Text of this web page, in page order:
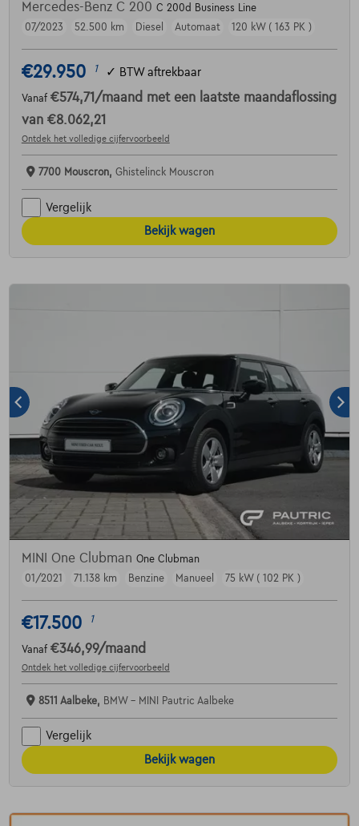
Mercedes-Benz C 200 C 200d Business Line
07/2023
52.500 km Diesel Automaat 120 kW ( 163 PK )
€29.950 1 ✓ BTW aftrekbaar
Vanaf €574,71 /maand met een laatste maandaflossing
van €8.062,21
Ontdek het volledige cijfervoorbeeld
7700 Mouscron, Ghistelinck Mouscron
Vergelijk
Bekijk wagen
MINI One Clubman One Clubman
01/2021
71.138 km Benzine Manueel 75 kW ( 102 PK )
€17.500 1
Vanaf €346,99/maand
Ontdek het volledige cijfervoorbeeld
8511 Aalbeke, BMW - MINI Pautric Aalbeke
Vergelijk
Bekijk wagen